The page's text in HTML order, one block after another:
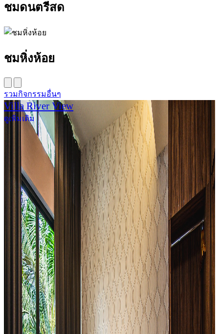
ชมดนตรีสด
ชมหิ่งห้อย
รวมกิจกรรมอื่นๆ
Villa River View
ดูเพิ่มเติม